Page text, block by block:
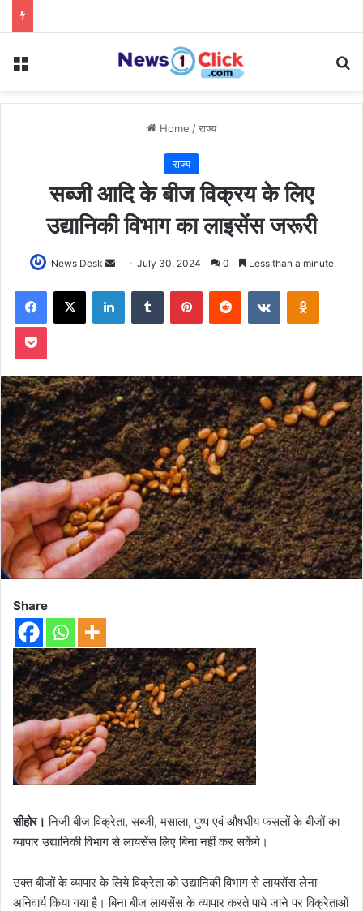
Menu
Home /राज्य
राज्य
सब्जी आदि के बीज विक्रय के लिए
उद्यानिकी विभाग का लाइसेंस जरूरी
News Desk
SendJuly 30, 2024 0 Less than a minute
Facebook
X LinkedInTumblr PinterestReddit VKontakte
Pocket
Share
सीहोर। निजी बीज विक्रेता, सब्जी, मसाला, पुष्प एवं औषधीय फसलों के बीजों का
व्यापार उद्यानिकी विभाग से लायसेंस लिए बिना नहीं कर सकेंगे।
उक्त बीजों के व्यापार के लिये विक्रेता को उद्यानिकी विभाग से लायसेंस लेना
अनिवार्य किया गया है। बिना बीज लायसेंस के व्यापार करते पाये जाने पर विक्रेताओं